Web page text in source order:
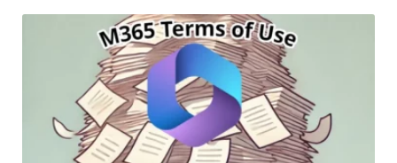
Dies öffnete Tür und Tor für Impersonation,
unberechtigten Zugriff auf Teams und
Dateien... »weiterlesen